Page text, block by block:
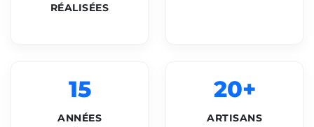
RÉALISÉES
15
ANNÉES
20+
ARTISANS